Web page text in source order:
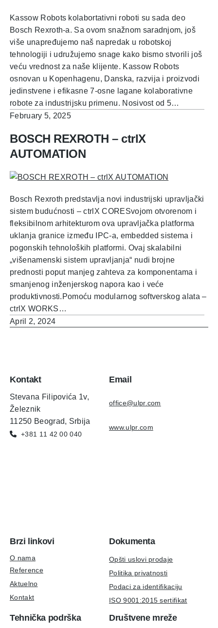
Kassow Robots kolabortativni roboti su sada deo
Bosch Rexroth-a. Sa ovom snažnom saradnjom, još
više unapređujemo naš napredak u robotskoj
tehnologiji i udružujemo snage kako bismo stvorili još
veću vrednost za naše klijente. Kassow Robots
osnovan u Kopenhagenu, Danska, razvija i proizvodi
jedinstvene i efikasne 7-osne lagane kolaborativne
robote za industrijsku primenu. Nosivost od 5…
February 5, 2025
BOSCH REXROTH – ctrlX
AUTOMATION
Bosch Rexroth predstavlja novi industrijski upravljački
sistem budućnosti – ctrlX CORESvojom otvorenom i
fleksibilnom arhitekturom ova upravljačka platforma
uklanja granice između IPC-a, embedded sistema i
pogonskih tehnoloških platformi. Ovaj skalabilni
„višenamenski sistem upravljanja“ nudi brojne
prednosti poput manjeg zahteva za komponentama i
smanjenog inženjerskog napora kao i veće
produktivnosti.Pomoću modularnog softverskog alata –
ctrlX WORKS…
April 2, 2024
Kontakt
Stevana Filipovića 1v,
Železnik
11250 Beograd, Srbija
+381 11 42 00 040
Email
office@ulpr.com
www.ulpr.com
Brzi linkovi
O nama
Reference
Aktuelno
Kontakt
Dokumenta
Opšti uslovi prodaje
Politika privatnosti
Podaci za identifikaciju
ISO 9001:2015 sertifikat
Tehnička podrška Društvene mreže